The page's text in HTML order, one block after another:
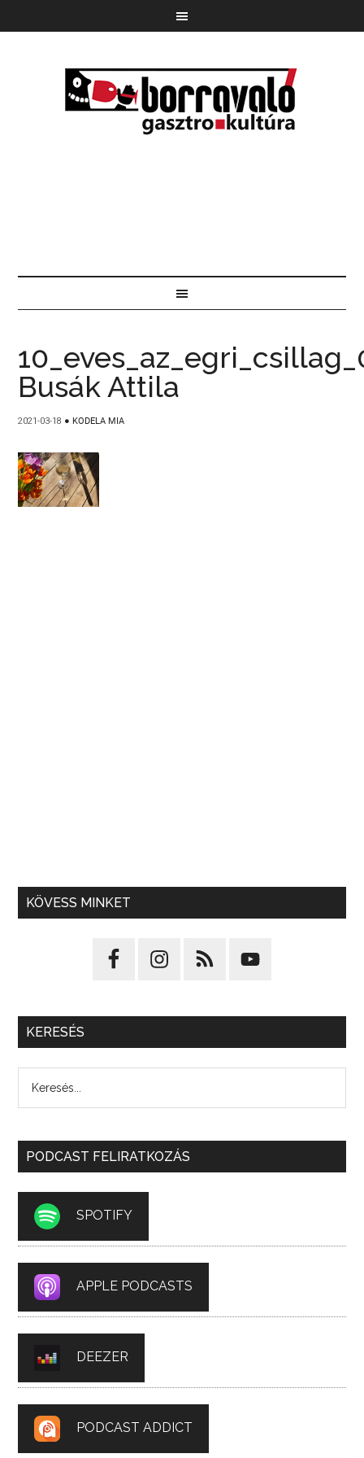
Busák Attila
2021-03-18 ● KODELA MIA
KÖVESS MINKET
KERESÉS
PODCAST FELIRATKOZÁS
SPOTIFY
APPLE PODCASTS
DEEZER
PODCAST ADDICT